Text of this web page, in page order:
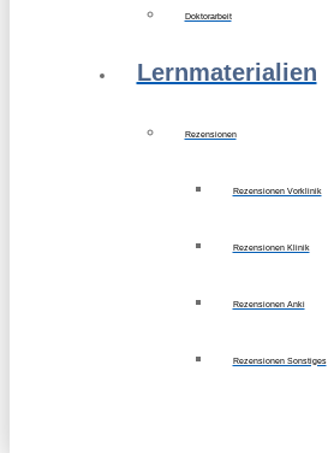
Doktorarbeit
Lernmaterialien
Rezensionen
Rezensionen Vorklinik
Rezensionen Klinik
Rezensionen Anki
Rezensionen Sonstiges